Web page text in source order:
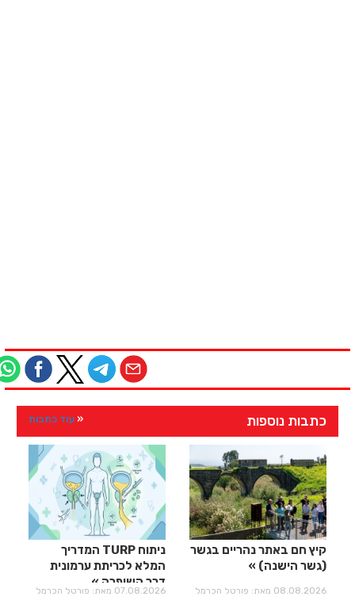
כתבות נוספות עוד כתבות
קיץ חם באתר נהריים בגשר
(גשר הישנה)
08.08.2026 מאת: פורטל הכרמל
ניתוח TURP המדריך
המלא לכריתת ערמונית
דרך השופכה
07.08.2026 מאת: פורטל הכרמל